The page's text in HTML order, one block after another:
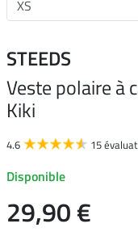
STEEDS
Veste polaire à
Kiki
4.6 15
Disponible
29,90 €